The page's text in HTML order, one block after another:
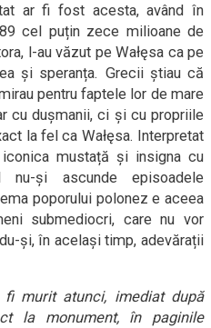
ar fi fost acesta, având în
cel puțin zece milioane de
l-au văzut pe Wałęsa ca pe
și speranța. Grecii știau că
pentru faptele lor de mare
cu dușmanii, ci și cu propriile
la fel ca Wałęsa. Interpretat
mustață și insigna cu
nu-și ascunde episoadele
poporului polonez e aceea
submediocri, care nu vor
și, în același timp, adevărații
murit atunci, imediat după
la monument, în paginile